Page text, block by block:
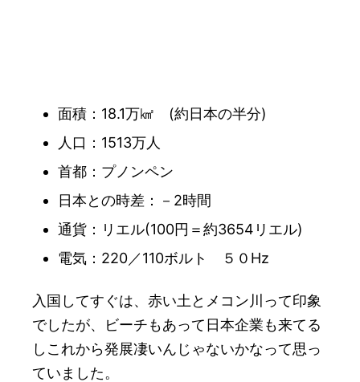
面積：18.1万㎢ (約日本の半分)
人口：1513万人
首都：プノンペン
日本との時差：－2時間
通貨：リエル(100円＝約3654リエル)
電気：220／110ボルト ５０Hz
入国してすぐは、赤い土とメコン川って印象
でしたが、ビーチもあって日本企業も来てる
しこれから発展凄いんじゃないかなって思っ
ていました。